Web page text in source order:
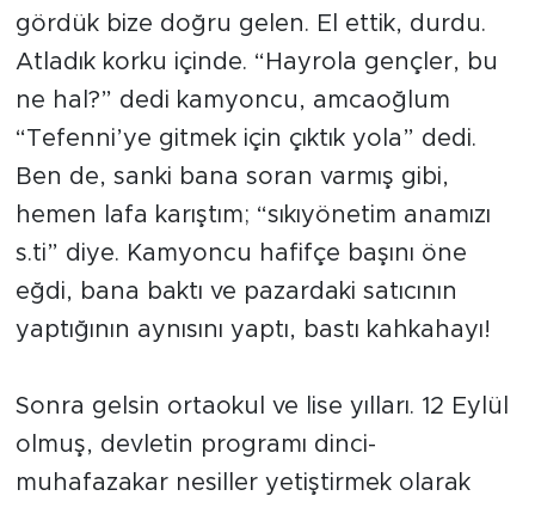
gördük bize doğru gelen. El ettik, durdu.
Atladık korku içinde. “Hayrola gençler, bu
ne hal?” dedi kamyoncu, amcaoğlum
“Tefenni’ye gitmek için çıktık yola” dedi.
Ben de, sanki bana soran varmış gibi,
hemen lafa karıştım; “sıkıyönetim anamızı
s.ti” diye. Kamyoncu hafifçe başını öne
eğdi, bana baktı ve pazardaki satıcının
yaptığının aynısını yaptı, bastı kahkahayı!
Sonra gelsin ortaokul ve lise yılları. 12 Eylül
olmuş, devletin programı dinci-
muhafazakar nesiller yetiştirmek olarak